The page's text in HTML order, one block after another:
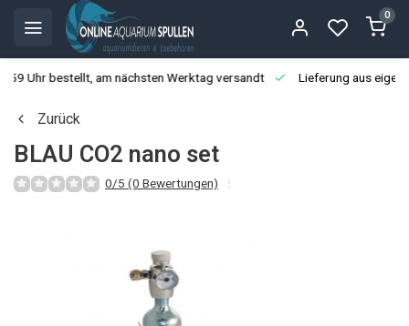
0
Uhr bestellt, am nächsten Werktag versandt Lieferung aus
Zurück
BLAU CO2 nano set
0/5 (0 Bewertungen)